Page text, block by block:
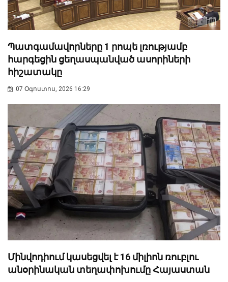
Պատգամավորները 1 րոպե լռությամբ
հարգեցին ցեղասպանված ասորիների
հիշատակը
07 Օգոստոս, 2026 16:29
Մինվոդիում կասեցվել է 16 միլիոն ռուբլու
անօրինական տեղափոխումը Հայաստան